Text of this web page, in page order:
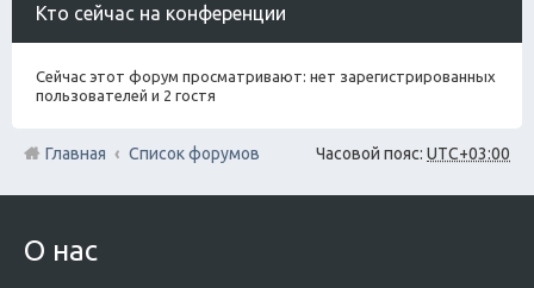
Кто сейчас на конференции
Сейчас этот форум просматривают: нет зарегистрированных
пользователей и 2 гостя
Часовой пояс: UTC+03:00
Главная Список форумов
О нас